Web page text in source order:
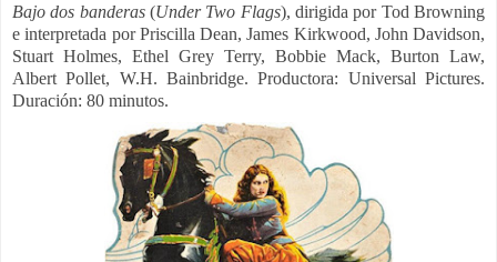
Bajo dos banderas (Under Two Flags), dirigida por Tod Browning
e interpretada por Priscilla Dean, James Kirkwood, John Davidson,
Stuart Holmes, Ethel Grey Terry, Bobbie Mack, Burton Law,
Albert Pollet, W.H. Bainbridge.Productora: Universal Pictures.
Duración: 80 minutos.